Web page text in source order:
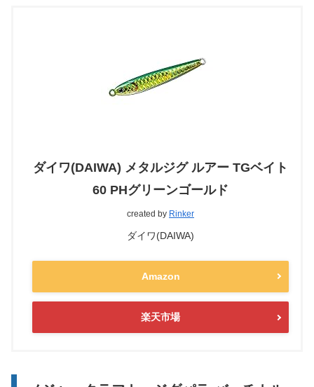
ダイワ(DAIWA) メタルジグ ルアー TGベイト
60 PHグリーンゴールド
created by Rinker
ダイワ(DAIWA)
Amazon
楽天市場